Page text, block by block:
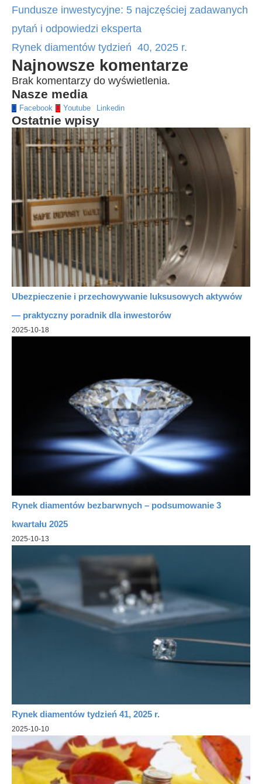
Fundusze inwestycyjne: 5 najczęściej zadawanych
pytań i odpowiedzi eksperta
Rynek diamentów tydzień 40, 2025 r.
Najnowsze komentarze
Brak komentarzy do wyświetlenia.
Nasze media
Facebook Youtube Linkedin
Ostatnie wpisy
Ubezpieczenie i przechowywanie luksusowych aktywów
— praktyczny poradnik dla inwestorów
2025-10-18
Rynek diamentów bezbarwnych – podsumowanie 3
kwartału 2025
2025-10-13
Rynek diamentów tydzień 41, 2025 r.
2025-10-10